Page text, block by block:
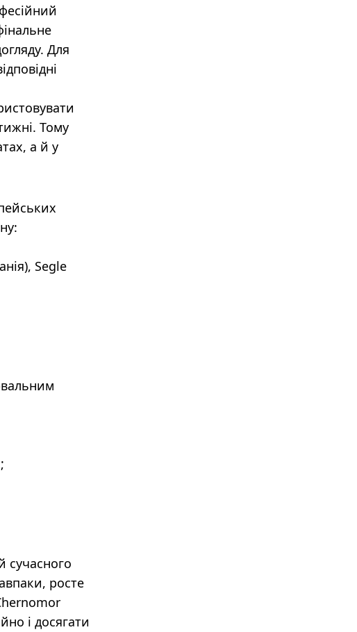
Для
Тому
а й у
Segle
сучасного
росте
і досягати